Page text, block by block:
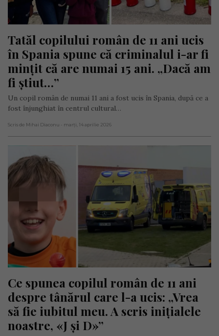
Tatăl copilului român de 11 ani ucis
în Spania spune că criminalul i-ar fi
mințit că are numai 15 ani. „Dacă am
fi știut…”
Un copil român de numai 11 ani a fost ucis în Spania, după ce a
fost înjunghiat în centrul cultural…
Scris de Mihai Diaconu - marți, 14 aprilie 2026
Ce spunea copilul român de 11 ani
despre tânărul care l-a ucis: „Vrea
să fie iubitul meu. A scris inițialele
noastre, «J și D»”